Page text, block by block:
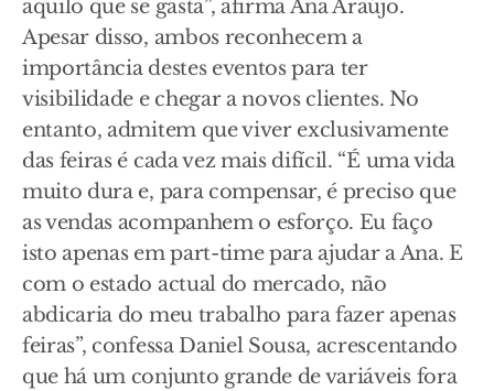
aquilo que se gasta”, afirma Ana Araújo.
Apesar disso, ambos reconhecem a
importância destes eventos para ter
visibilidade e chegar a novos clientes. No
entanto, admitem que viver exclusivamente
das feiras é cada vez mais difícil. “É uma vida
muito dura e, para compensar, é preciso que
as vendas acompanhem o esforço. Eu faço
isto apenas em part-time para ajudar a Ana. E
com o estado actual do mercado, não
abdicaria do meu trabalho para fazer apenas
feiras”, confessa Daniel Sousa, acrescentando
que há um conjunto grande de variáveis fora